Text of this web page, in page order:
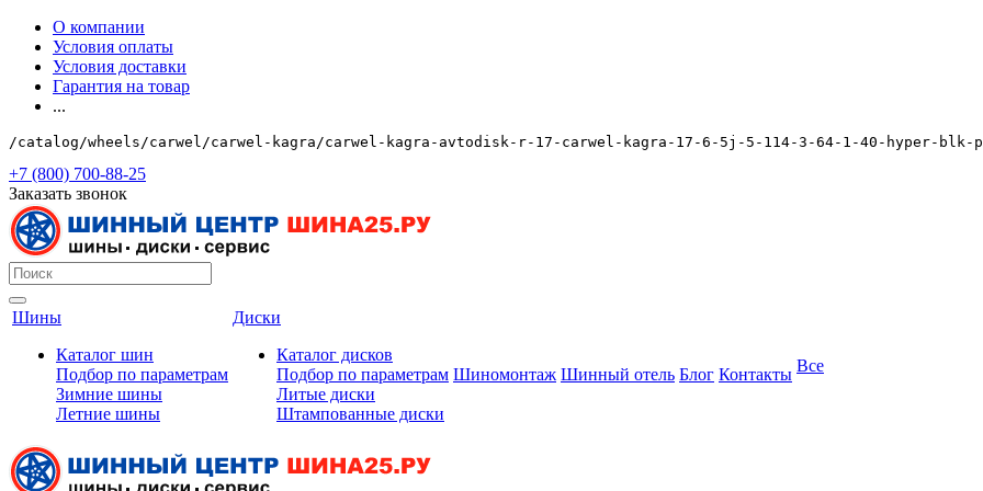
О компании
Условия оплаты
Условия доставки
Гарантия на товар
...
/catalog/wheels/carwel/carwel-kagra/carwel-kagra-avtodisk-r-17-carwel-kagra-17-6-5j-5-114-3-64-1-40-hyper-blk-
+7 (800) 700-88-25
Заказать звонок
Шины
Каталог шин
Подбор по параметрам
Зимние шины
Летние шины
Диски
Каталог дисков
Подбор по параметрам
Литые диски
Штампованные диски
Шиномонтаж Шинный отель Блог Контакты Все